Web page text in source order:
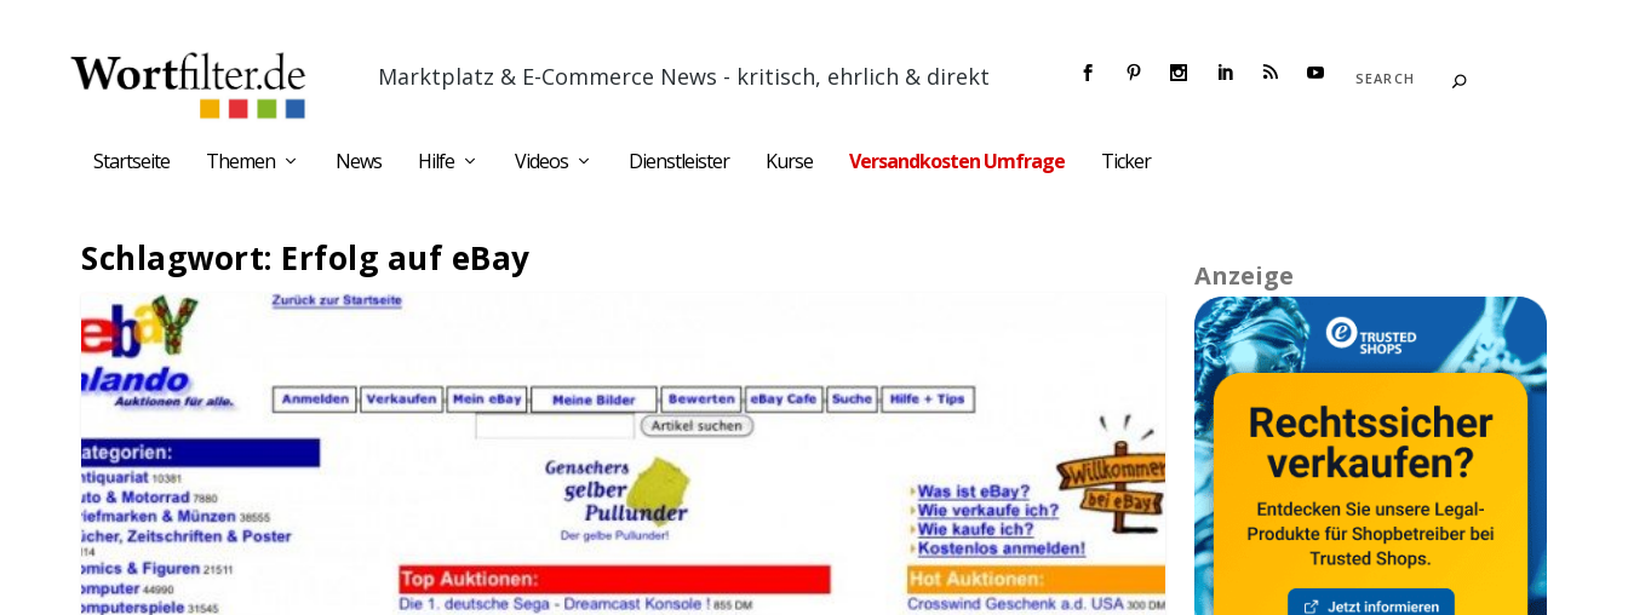
Marktplatz & E-Commerce News - kritisch, ehrlich & direkt
Startseite Themen News Hilfe Videos Dienstleister Kurse Versandkosten Umfrage Ticker
Schlagwort: Erfolg auf eBay Anzeige